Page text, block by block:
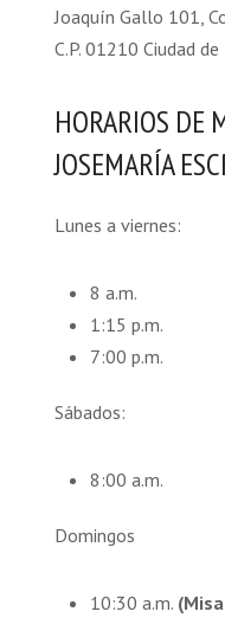
Joaquín Gallo 101,
C.P. 01210 Ciudad
HORARIOS DE
JOSEMARÍA
Lunes a viernes:
8 a.m.
1:15 p.m.
7:00 p.m.
Sábados:
8:00 a.m.
Domingos
10:30 a.m.